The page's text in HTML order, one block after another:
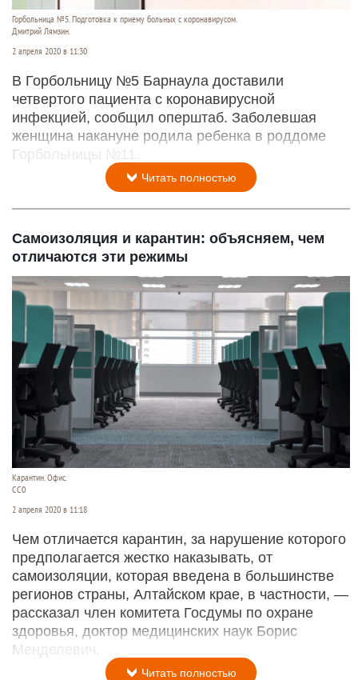
Горбольница №5. Подготовка к приему больных с коронавирусом.
Дмитрий Лямзин.
2 апреля 2020 в 11:30
В Горбольницу №5 Барнаула доставили
четвертого пациента с коронавирусной
инфекцией, сообщил оперштаб. Заболевшая
женщина накануне родила ребенка в роддоме
Горбольницы №11.
Читать полностью
Самоизоляция и карантин: объясняем, чем
отличаются эти режимы
Карантин. Офис.
CC0
2 апреля 2020 в 11:18
Чем отличается карантин, за нарушение которого
предполагается жестко наказывать, от
самоизоляции, которая введена в большинстве
регионов страны, Алтайском крае, в частности, —
рассказал член комитета Госдумы по охране
здоровья, доктор медицинских наук Борис
Менделевич.
Читать полностью